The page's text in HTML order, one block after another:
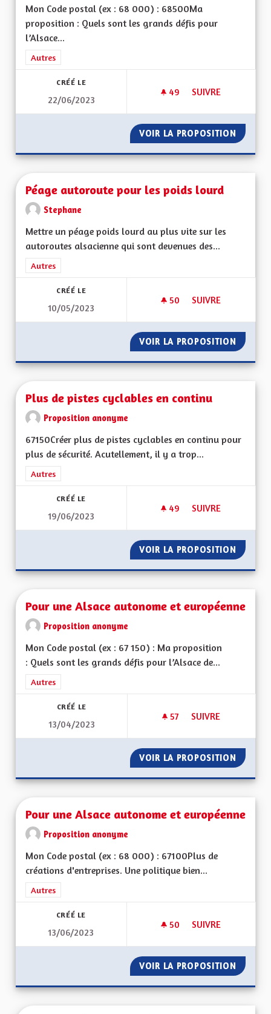
Mon Code postal (ex : 68 000) : 68500Ma
proposition : Quels sont les grands défis pour
l’Alsace...
Filtrer les résultats de la catégorie : Autres
Autres
CRÉÉ LE
22/06/2023
49 49 ABONNÉS
SUIVRE
VOIR LA PROPOSITION
Péage autoroute pour les poids lourd
Stephane
Mettre un péage poids lourd au plus vite sur les
autoroutes alsacienne qui sont devenues des...
Filtrer les résultats de la catégorie : Autres
Autres
CRÉÉ LE
10/05/2023
50 50 ABONNÉS
SUIVRE
VOIR LA PROPOSITION
Plus de pistes cyclables en continu
Proposition anonyme
67150Créer plus de pistes cyclables en continu pour
plus de sécurité. Acutellement, il y a trop...
Filtrer les résultats de la catégorie : Autres
Autres
CRÉÉ LE
19/06/2023
49 49 ABONNÉS
SUIVRE
VOIR LA PROPOSITION PLUS
Pour une Alsace autonome et européenne
Proposition anonyme
Mon Code postal (ex : 67 150) : Ma proposition
: Quels sont les grands défis pour l’Alsace de...
Filtrer les résultats de la catégorie : Autres
Autres
CRÉÉ LE
13/04/2023
57 57 ABONNÉS
SUIVRE
VOIR LA PROPOSITION POUR
Pour une Alsace autonome et européenne
Proposition anonyme
Mon Code postal (ex : 68 000) : 67100Plus de
créations d'entreprises. Une politique bien...
Filtrer les résultats de la catégorie : Autres
Autres
CRÉÉ LE
13/06/2023
50 50 ABONNÉS
SUIVRE
VOIR LA PROPOSITION POUR